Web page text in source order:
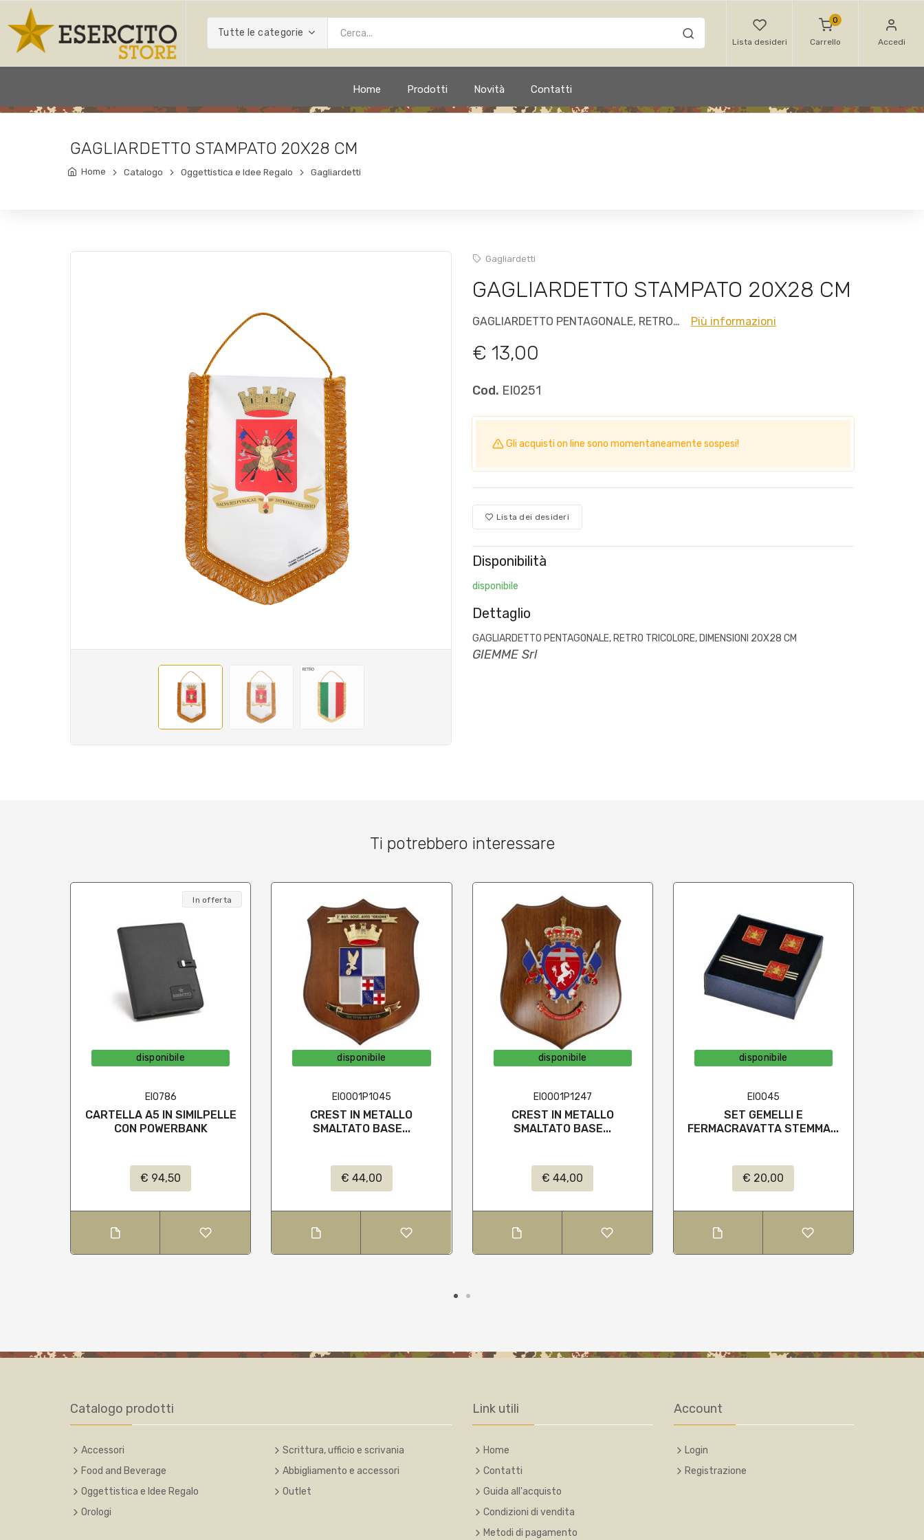
Tutte le categorie
Lista desideri
0
Carrello Accedi
Home Prodotti Novità Contatti
GAGLIARDETTO STAMPATO 20X28 CM
Home Catalogo Oggettistica e Idee Regalo Gagliardetti
Gagliardetti
GAGLIARDETTO STAMPATO 20X28 CM
GAGLIARDETTO PENTAGONALE, RETRO… Più informazioni
€ 13,00
Cod. EI0251
Gli acquisti on line sono momentaneamente sospesi!
Lista dei desideri
Disponibilità
disponibile
Dettaglio
GAGLIARDETTO PENTAGONALE, RETRO TRICOLORE, DIMENSIONI 20X28 CM
GIEMME Srl
Ti potrebbero interessare
In offerta
disponibile
EI0786
CARTELLA A5 IN SIMILPELLE
CON POWERBANK
€ 94,50
disponibile
EI0001P1045
CREST IN METALLO
SMALTATO BASE...
€ 44,00
disponibile
EI0001P1247
CREST IN METALLO
SMALTATO BASE...
€ 44,00
disponibile
EI0045
SET GEMELLI E
FERMACRAVATTA STEMMA...
€ 20,00
Catalogo prodotti
Accessori
Food and Beverage
Oggettistica e Idee Regalo
Orologi
Scrittura, ufficio e scrivania
Abbigliamento e accessori
Outlet
Link utili
Home
Contatti
Guida all'acquisto
Condizioni di vendita
Metodi di pagamento
Account
Login
Registrazione